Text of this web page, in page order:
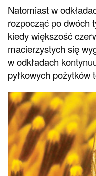
Natomiast w
rozpocząć po dwóch
kiedy większość
macierzystych się
w odkładach
pyłkowych pożytków